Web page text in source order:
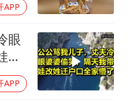
APP
眼
改
APP